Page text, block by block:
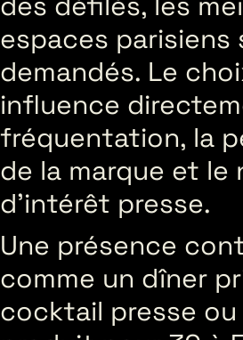
espaces
demandés. Le
influence
fréquentation, la
de la marque et le
d’intérêt presse.
Une présence
comme un dîner
cocktail presse ou